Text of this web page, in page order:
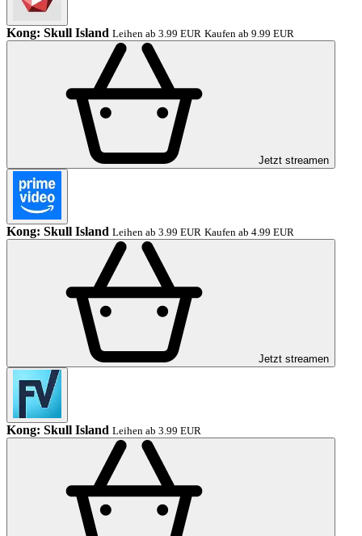
Kong: Skull Island Leihen ab 3.99 EUR Kaufen ab 9.99 EUR
Jetzt streamen
Kong: Skull Island Leihen ab 3.99 EUR Kaufen ab 4.99 EUR
Jetzt streamen
Kong: Skull Island Leihen ab 3.99 EUR